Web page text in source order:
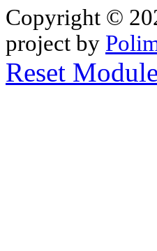
Copyright ©
project by
Reset